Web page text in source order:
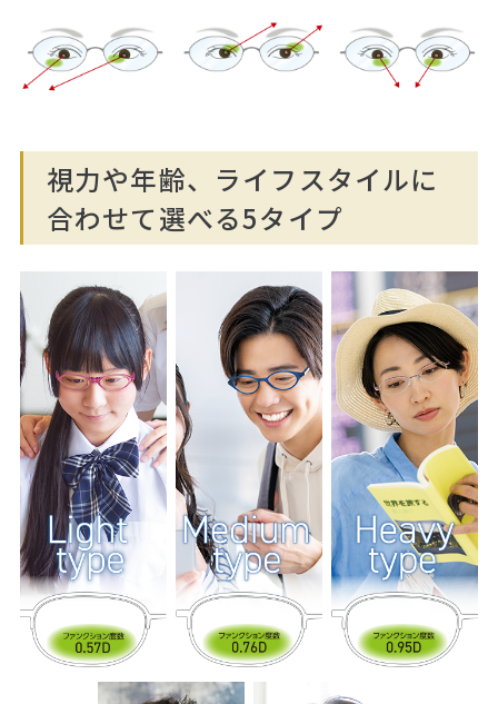
視力や年齢、ライフスタイルに
合わせて選べる5タイプ